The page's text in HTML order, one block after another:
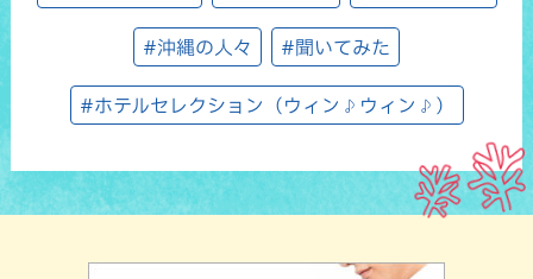
#沖縄の人々 #聞いてみた
#ホテルセレクション（ウィン♪ウィン♪）